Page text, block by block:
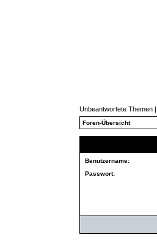
Unbeantwortete Themen |
Foren-Übersicht
Benutzername:
Passwort: